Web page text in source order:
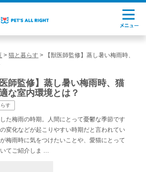
>猫と暮らす >
【獣医師監修】蒸し暑い梅雨時、
医師監修】蒸し暑い梅雨時、猫
な室内環境とは？
す
た梅雨の時期。人間にとって憂鬱な季節です
変化などが起こりやすい時期だと言われてい
梅雨時に気をつけたいことや、愛猫にとって
てご紹介しま …